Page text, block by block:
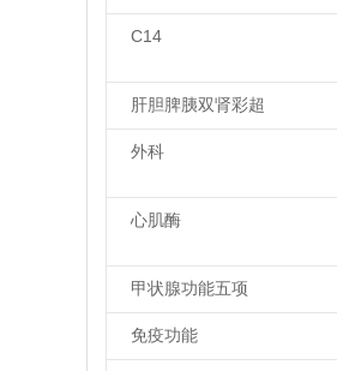
C14
肝胆脾胰双肾彩超
外科
心肌酶
甲状腺功能五项
免疫功能